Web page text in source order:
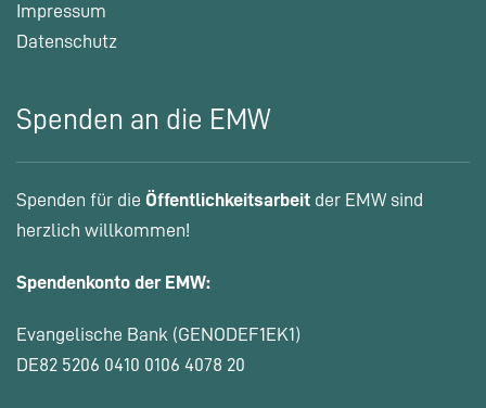
Impressum
Datenschutz
Spenden an die EMW
Spenden für die Öffentlichkeitsarbeit der EMW sind
herzlich willkommen!
Spendenkonto der EMW:
Evangelische Bank (GENODEF1EK1)
DE82 5206 0410 0106 4078 20